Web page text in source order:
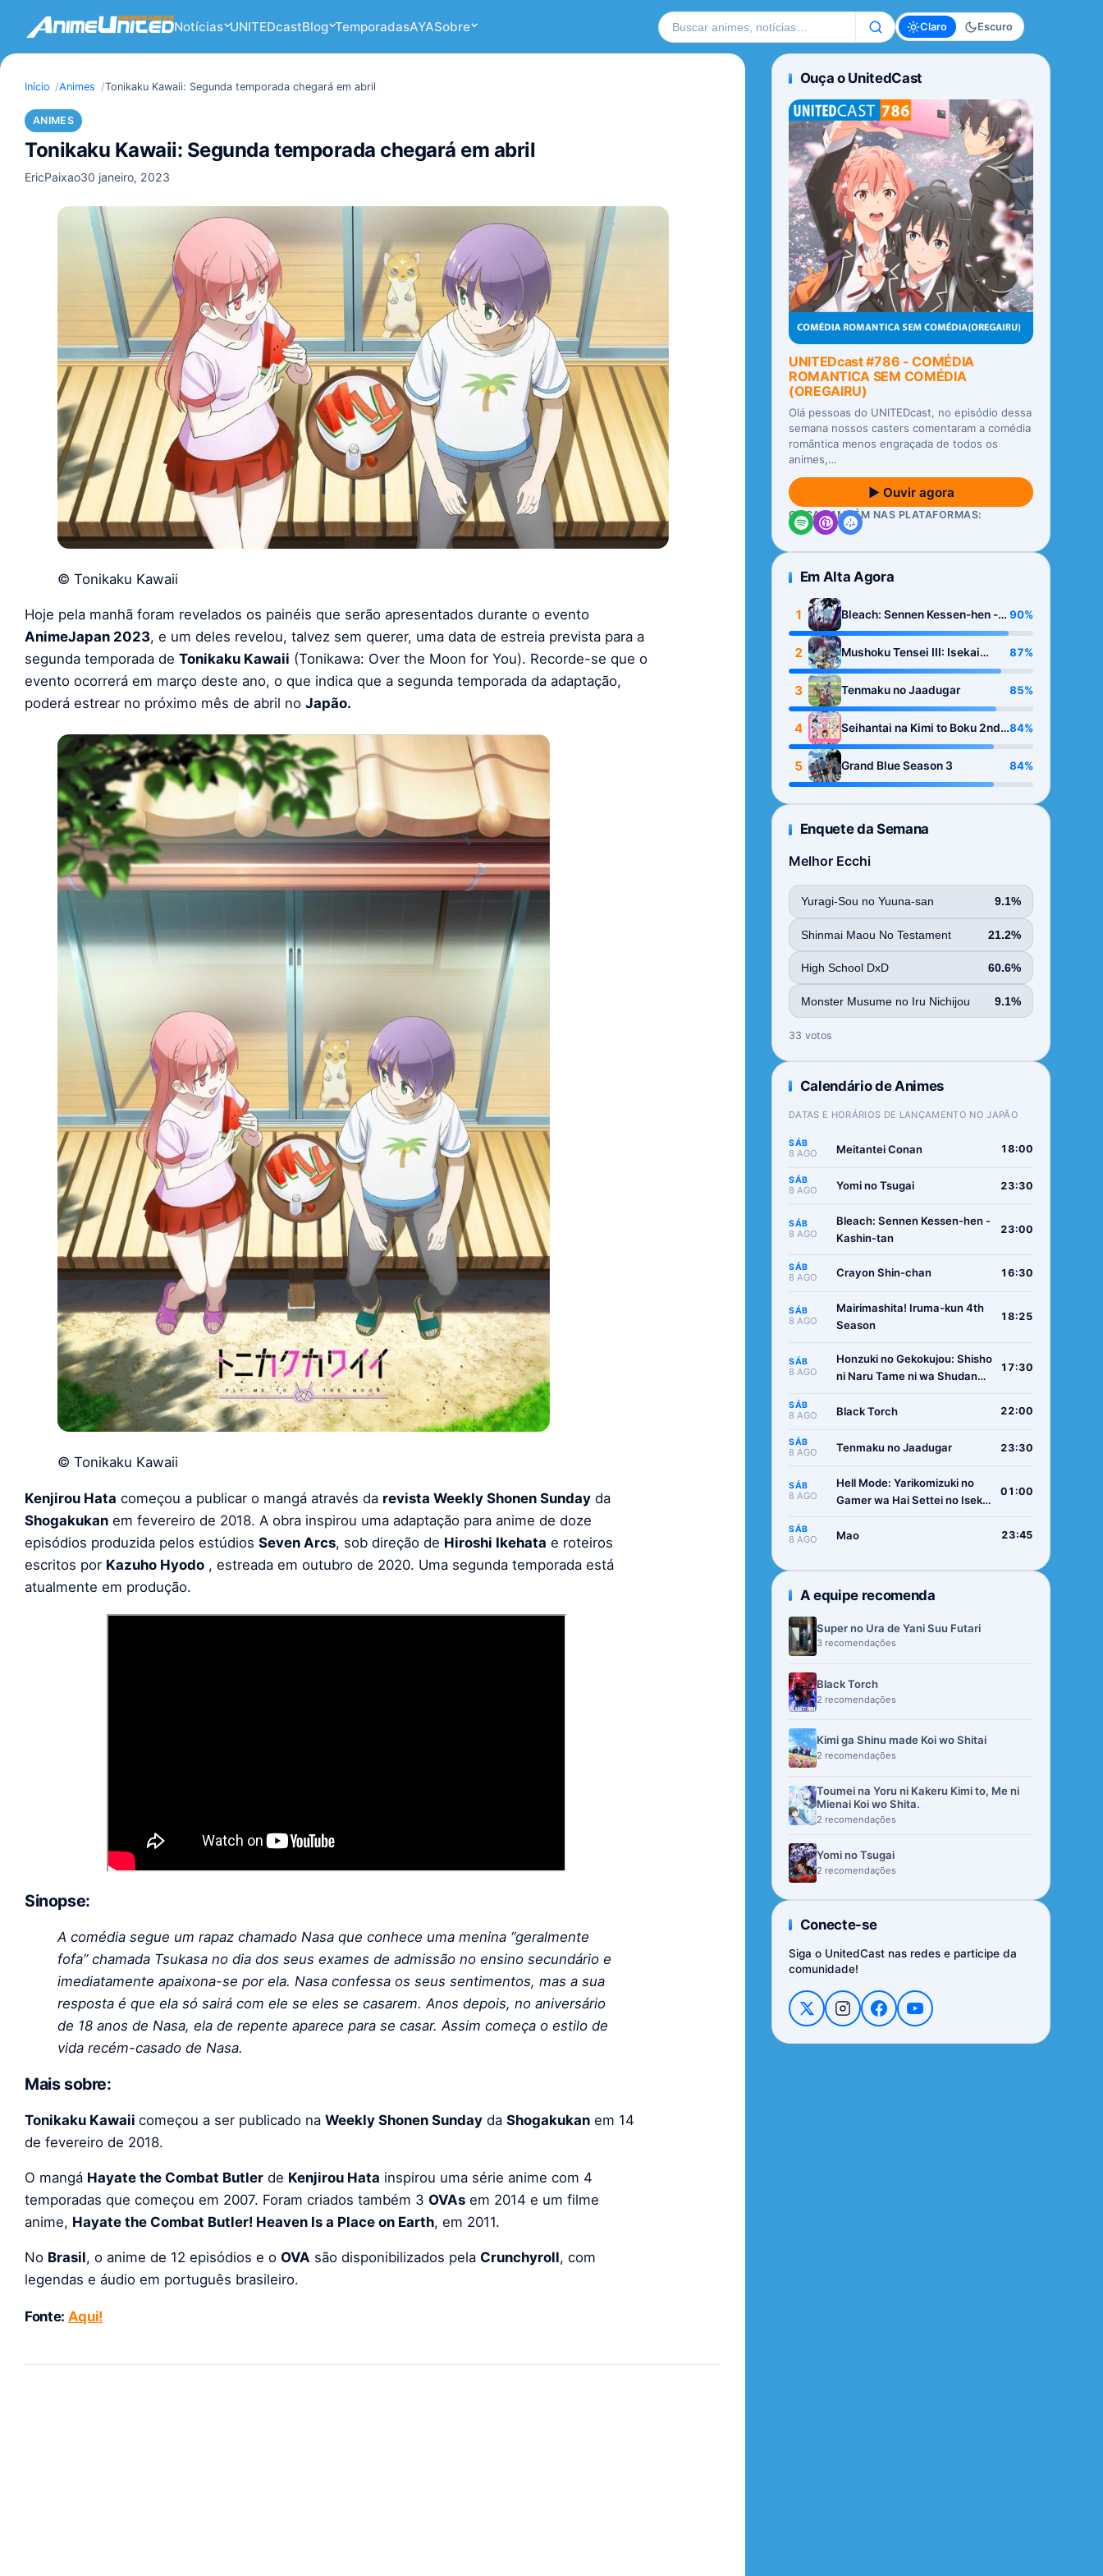
Notícias UNITEDcastBlog TemporadasAYASobre Buscar no site Claro Escuro
Início Animes Tonikaku Kawaii: Segunda temporada chegará em abril
ANIMES
Tonikaku Kawaii: Segunda temporada chegará em abril
EricPaixao30 janeiro, 2023
© Tonikaku Kawaii
Hoje pela manhã foram revelados os painéis que serão apresentados durante o evento
AnimeJapan 2023, e um deles revelou, talvez sem querer, uma data de estreia prevista para a
segunda temporada de Tonikaku Kawaii (Tonikawa: Over the Moon for You). Recorde-se que o
evento ocorrerá em março deste ano, o que indica que a segunda temporada da adaptação,
poderá estrear no próximo mês de abril no Japão.
© Tonikaku Kawaii
Kenjirou Hata começou a publicar o mangá através da revista Weekly Shonen Sunday da
Shogakukan em fevereiro de 2018. A obra inspirou uma adaptação para anime de doze
episódios produzida pelos estúdios Seven Arcs, sob direção de Hiroshi Ikehata e roteiros
escritos por Kazuho Hyodo , estreada em outubro de 2020. Uma segunda temporada está
atualmente em produção.
Sinopse:
A comédia segue um rapaz chamado Nasa que conhece uma menina “geralmente
fofa” chamada Tsukasa no dia dos seus exames de admissão no ensino secundário e
imediatamente apaixona-se por ela. Nasa confessa os seus sentimentos, mas a sua
resposta é que ela só sairá com ele se eles se casarem. Anos depois, no aniversário
de 18 anos de Nasa, ela de repente aparece para se casar. Assim começa o estilo de
vida recém-casado de Nasa.
Mais sobre:
Tonikaku Kawaii começou a ser publicado na Weekly Shonen Sunday da Shogakukan em 14
de fevereiro de 2018.
O mangá Hayate the Combat Butler de Kenjirou Hata inspirou uma série anime com 4
temporadas que começou em 2007. Foram criados também 3 OVAs em 2014 e um filme
anime, Hayate the Combat Butler! Heaven Is a Place on Earth, em 2011.
No Brasil, o anime de 12 episódios e o OVA são disponibilizados pela Crunchyroll, com
legendas e áudio em português brasileiro.
Fonte: Aqui!
Ouça o UnitedCast
UNITEDcast #786 - COMÉDIA
ROMANTICA SEM COMÉDIA
(OREGAIRU)
Olá pessoas do UNITEDcast, no episódio dessa
semana nossos casters comentaram a comédia
romântica menos engraçada de todos os
animes,…
▶ Ouvir agora
OUÇA TAMBÉM NAS PLATAFORMAS:
Em Alta Agora
1
Bleach: Sennen Kessen-hen -
Kashin-tan
90%
2
Mushoku Tensei III: Isekai
Ittara Honki Dasu
87%
3 Tenmaku no Jaadugar 85%
4
Seihantai na Kimi to Boku 2nd
Season
84%
5 Grand Blue Season 3 84%
Enquete da Semana
Melhor Ecchi
Yuragi-Sou no Yuuna-san 9.1%
Shinmai Maou No Testament 21.2%
High School DxD 60.6%
Monster Musume no Iru Nichijou 9.1%
33 votos
Calendário de Animes
DATAS E HORÁRIOS DE LANÇAMENTO NO JAPÃO
SÁB
8 AGO Meitantei Conan 18:00
SÁB
8 AGO Yomi no Tsugai 23:30
SÁB
8 AGO
Bleach: Sennen Kessen-hen -
Kashin-tan
23:00
SÁB
8 AGO Crayon Shin-chan 16:30
SÁB
8 AGO
Mairimashita! Iruma-kun 4th
Season
18:25
SÁB
8 AGO
Honzuki no Gekokujou: Shisho
ni Naru Tame ni wa Shudan
Ryoushu no Youjo
17:30
SÁB
8 AGO Black Torch 22:00
SÁB
8 AGO Tenmaku no Jaadugar 23:30
SÁB
8 AGO
Hell Mode: Yarikomizuki no
Gamer wa Hai Settei no Isekai
01:00
SÁB
8 AGO Mao 23:45
A equipe recomenda
Super no Ura de Yani Suu Futari
3 recomendações
Black Torch
2 recomendações
Kimi ga Shinu made Koi wo Shitai
2 recomendações
Toumei na Yoru ni Kakeru Kimi to, Me ni
Mienai Koi wo Shita.
2 recomendações
Yomi no Tsugai
2 recomendações
Conecte-se
Siga o UnitedCast nas redes e participe da
comunidade!